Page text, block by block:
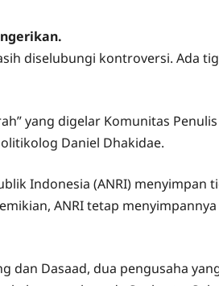
diselubungi kontroversi. Ada
yang digelar Komunitas
Daniel Dhakidae.
Indonesia (ANRI) menyimpan
ANRI tetap menyimpannya
dan Dasaad, dua pengusaha